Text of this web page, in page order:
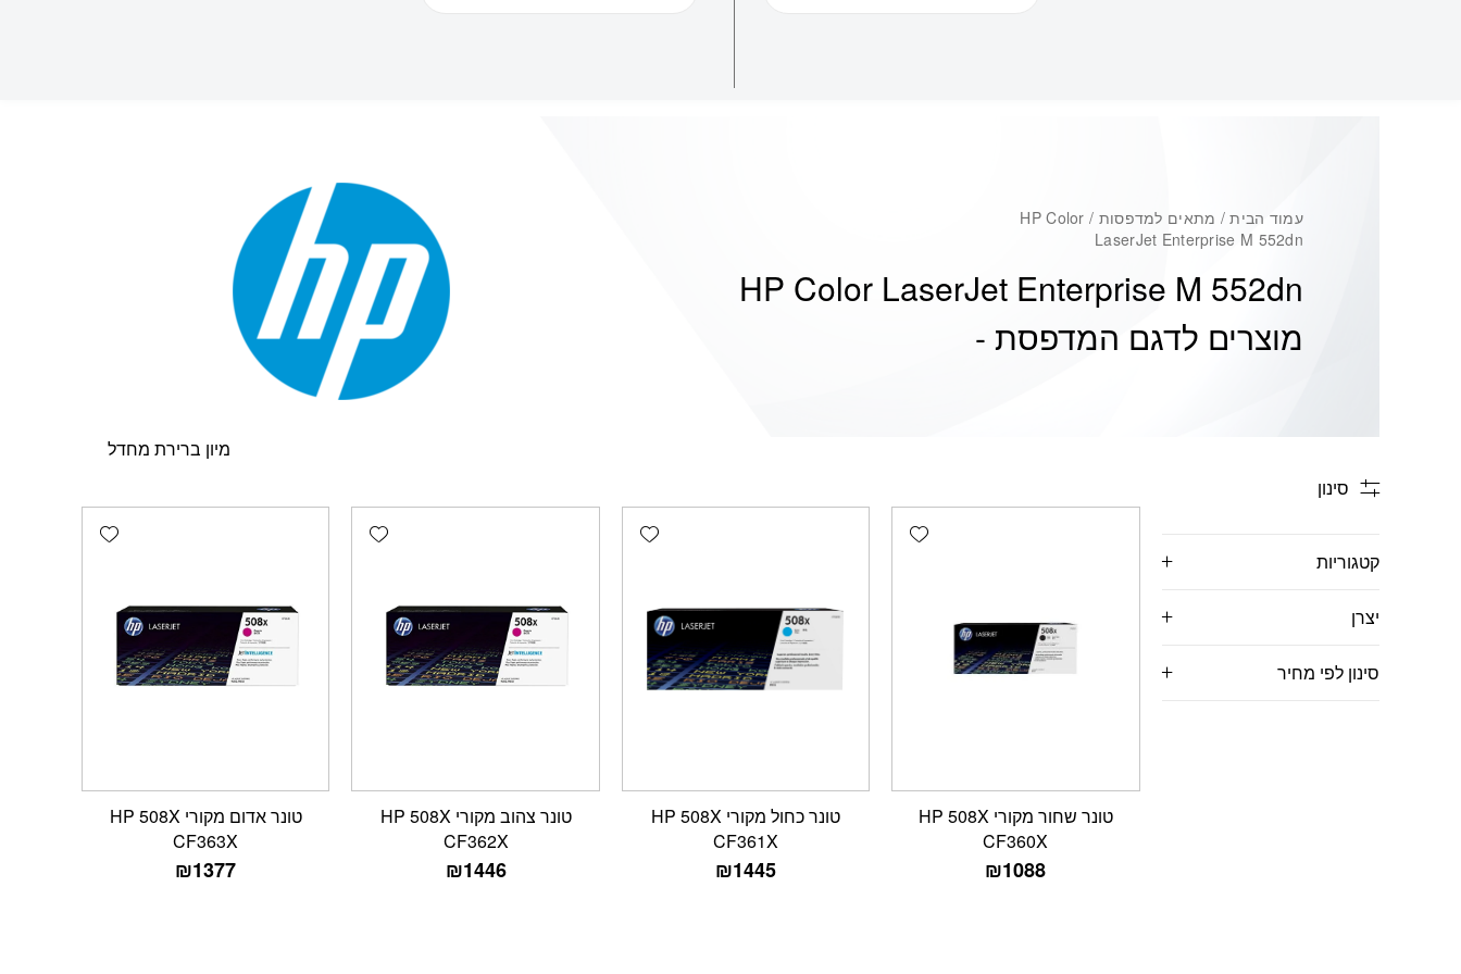
עמוד הבית
/ מתאים למדפסות / HP Color
LaserJet Enterprise M 552dn
HP Color LaserJet Enterprise M 552dn
מוצרים לדגם המדפסת -
סינון
קטגוריות
יצרן
סינון לפי מחיר
Add wishlist
טונר שחור מקורי HP 508X
CF360X
₪1088
Add wishlist
טונר כחול מקורי HP 508X
CF361X
₪1445
Add wishlist
טונר צהוב מקורי HP 508X
CF362X
₪1446
Add wishlist
טונר אדום מקורי HP 508X
CF363X
₪1377